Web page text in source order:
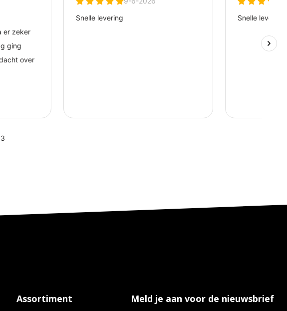
Assortiment Meld je aan voor de nieuwsbrief